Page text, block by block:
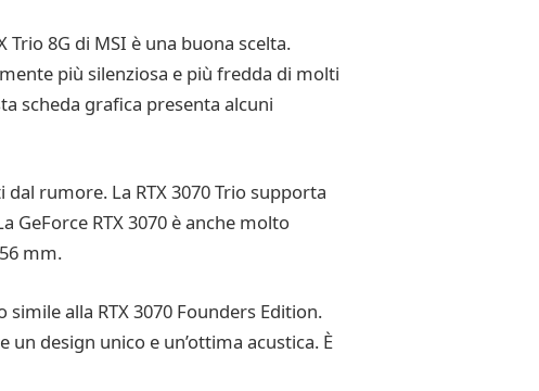
Trio 8G di MSI è una buona scelta.
più silenziosa e più fredda di molti
scheda grafica presenta alcuni
rumore. La RTX 3070 Trio supporta
RTX 3070 è anche molto
mm.
alla RTX 3070 Founders Edition.
design unico e un’ottima acustica. È